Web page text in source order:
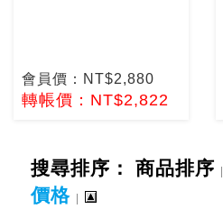
會員價：NT$2,880
轉帳價：NT$2,822
搜尋排序： 商品排序 |
價格 |